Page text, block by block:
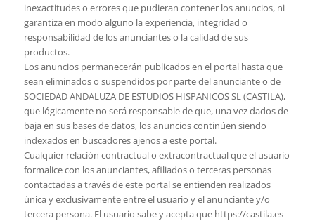
inexactitudes o errores que pudieran contener los anuncios, ni
garantiza en modo alguno la experiencia, integridad o
responsabilidad de los anunciantes o la calidad de sus
productos.
Los anuncios permanecerán publicados en el portal hasta que
sean eliminados o suspendidos por parte del anunciante o de
SOCIEDAD ANDALUZA DE ESTUDIOS HISPANICOS SL (CASTILA),
que lógicamente no será responsable de que, una vez dados de
baja en sus bases de datos, los anuncios continúen siendo
indexados en buscadores ajenos a este portal.
Cualquier relación contractual o extracontractual que el usuario
formalice con los anunciantes, afiliados o terceras personas
contactadas a través de este portal se entienden realizados
única y exclusivamente entre el usuario y el anunciante y/o
tercera persona. El usuario sabe y acepta que https://castila.es